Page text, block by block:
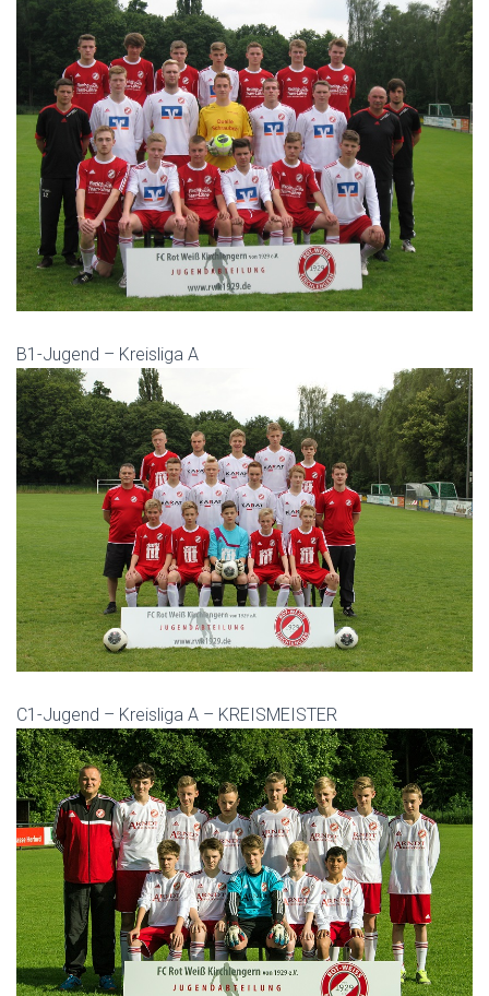
B1-Jugend – Kreisliga A
C1-Jugend – Kreisliga A – KREISMEISTER